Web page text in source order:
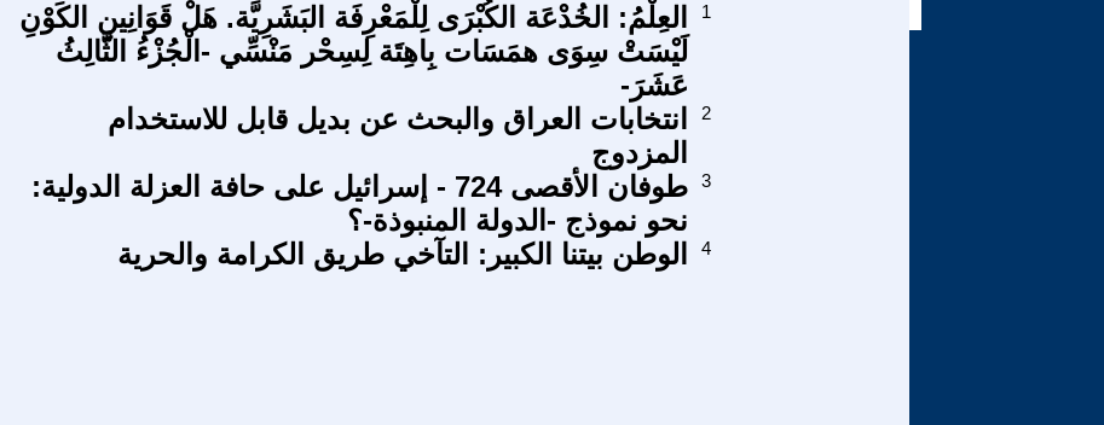
العِلْمُ: الخُدْعَة الكُبْرَى لِلْمَعْرِفَة البَشَرِيَّة. هَلْ قَوَانِينِ الكَوْنِ
لَيْسَتْ سِوَى همَسَات بِاهِتَة لِسِحْر مَنْسِّي -الْجُزْءُ الثَّالِثُ
عَشَرَ-
1
انتخابات العراق والبحث عن بديل قابل للاستخدام
المزدوج
2
طوفان الأقصى 724 - إسرائيل على حافة العزلة الدولية:
نحو نموذج -الدولة المنبوذة-؟
3
الوطن بيتنا الكبير: التآخي طريق الكرامة والحرية 4